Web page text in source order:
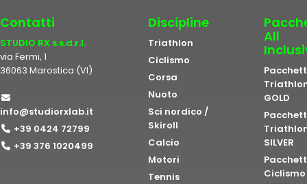
Contatti
STUDIO RX s.s.d.r.l.
via Fermi, 1
36063 Marostica (VI)
info@studiorxlab.it
+39 0424 72799
+39 376 1020499
Discipline
Triathlon
Ciclismo
Corsa
Nuoto
Sci nordico /
Skiroll
Calcio
Motori
Tennis
All
GOLD
SILVER
Ciclismo